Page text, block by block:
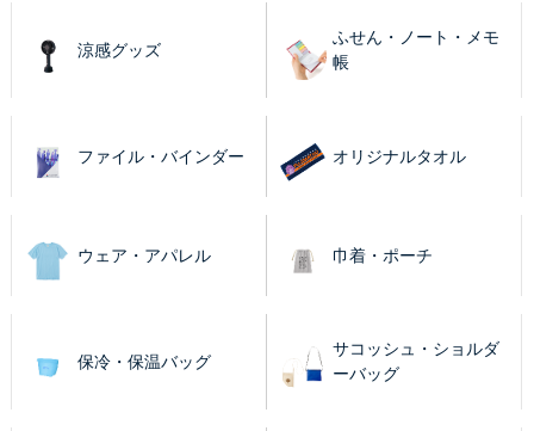
涼感グッズ
ふせん・ノート・メモ
帳
ファイル・バインダー オリジナルタオル
ウェア・アパレル 巾着・ポーチ
保冷・保温バッグ
サコッシュ・ショルダ
ーバッグ